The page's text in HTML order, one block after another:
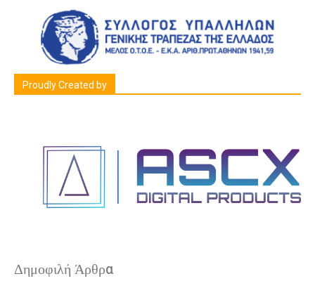
Proudly Created by
Δημοφιλή Άρθρα